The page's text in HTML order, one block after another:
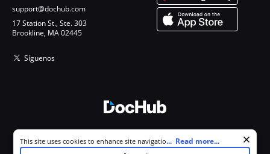
support@dochub.com
17 Station St., Ste. 303
Brookline, MA 02445
Síguenos
Todos los derechos reservados.
Cookie consent notice
This site uses cookies to enhance site navigation and personalize
your experience. By using this site you agree to our use of cookies as
... Read more...